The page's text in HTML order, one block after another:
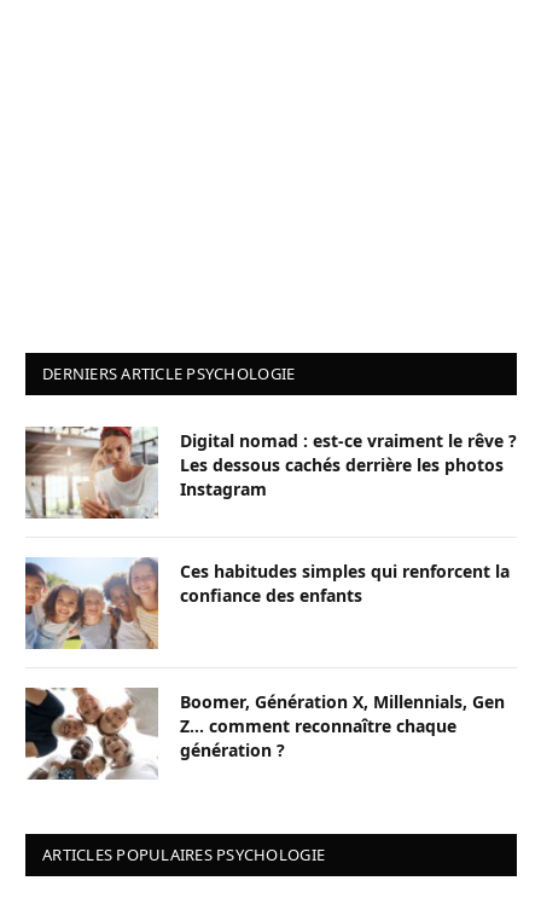
DERNIERS ARTICLE PSYCHOLOGIE
Digital nomad : est-ce vraiment le rêve ?
Les dessous cachés derrière les photos
Instagram
Ces habitudes simples qui renforcent la
confiance des enfants
Boomer, Génération X, Millennials, Gen
Z… comment reconnaître chaque
génération ?
ARTICLES POPULAIRES PSYCHOLOGIE